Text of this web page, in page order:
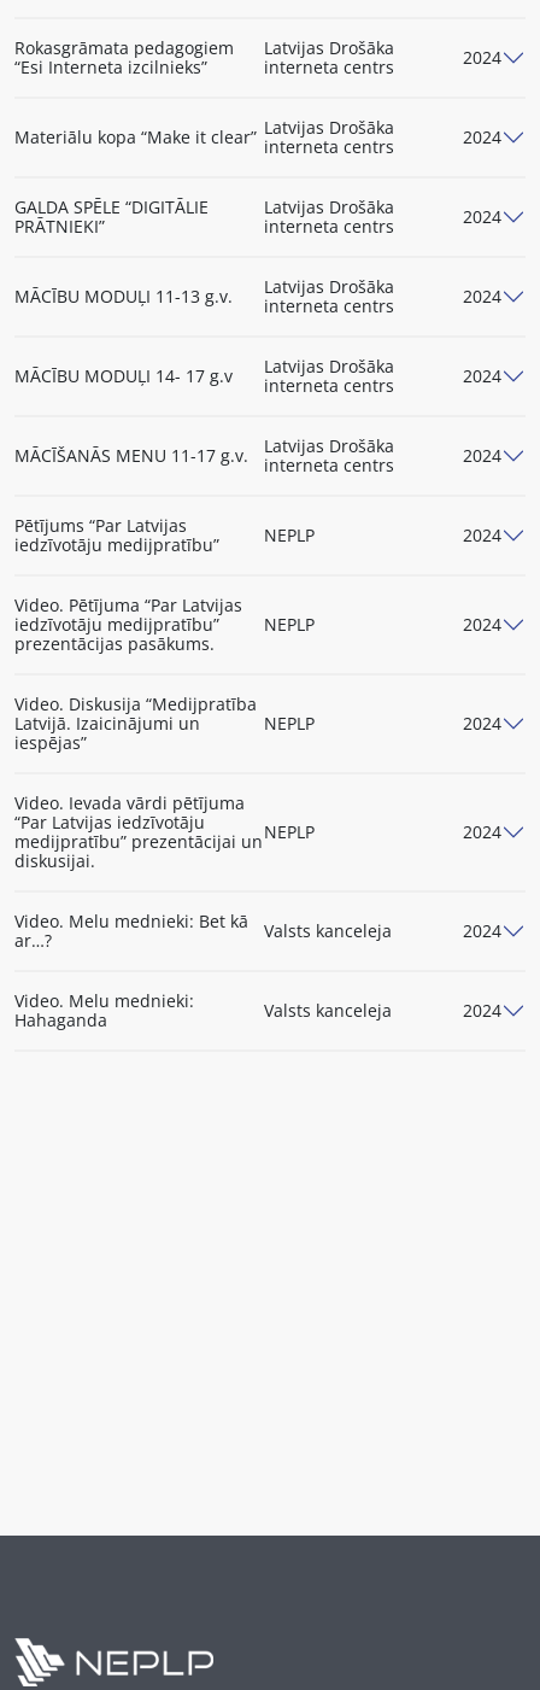
Rokasgrāmata pedagogiem
“Esi Interneta izcilnieks”
Latvijas Drošāka
interneta centrs
2024
Materiālu kopa “Make it clear” Latvijas Drošāka
interneta centrs
2024
GALDA SPĒLE “DIGITĀLIE
PRĀTNIEKI”
Latvijas Drošāka
interneta centrs
2024
MĀCĪBU MODUĻI 11-13 g.v.
Latvijas Drošāka
interneta centrs
2024
MĀCĪBU MODUĻI 14- 17 g.v
Latvijas Drošāka
interneta centrs
2024
MĀCĪŠANĀS MENU 11-17 g.v.
Latvijas Drošāka
interneta centrs
2024
Pētījums “Par Latvijas
iedzīvotāju medijpratību”
NEPLP 2024
Video. Pētījuma “Par Latvijas
iedzīvotāju medijpratību”
prezentācijas pasākums.
NEPLP 2024
Video. Diskusija “Medijpratība
Latvijā. Izaicinājumi un
iespējas”
NEPLP 2024
Video. Ievada vārdi pētījuma
“Par Latvijas iedzīvotāju
medijpratību” prezentācijai un
diskusijai.
NEPLP 2024
Video. Melu mednieki: Bet kā
ar…?
Valsts kanceleja 2024
Video. Melu mednieki:
Hahaganda
Valsts kanceleja 2024